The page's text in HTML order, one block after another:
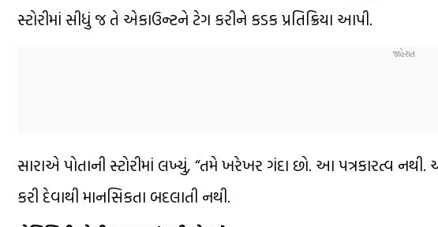
સ્ટોરીમાં સીધું જ તે એકાઉન્ટને ટેગ કરીને કડક પ્રતિક્રિયા આપી.
સારાએ પોતાની સ્ટોરીમાં લખ્યું, “તમે ખરેખર ગંદા છો. આ પત્રકારત્વ નથી.
કરી દેવાથી માનસિકતા બદલાતી નથી.